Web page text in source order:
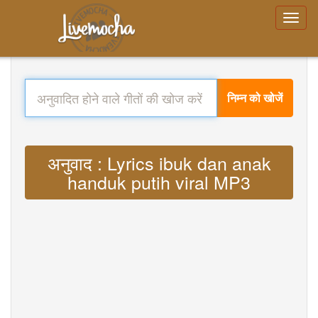
निम्न को खोजें
अनुवाद : Lyrics ibuk dan anak
handuk putih viral MP3